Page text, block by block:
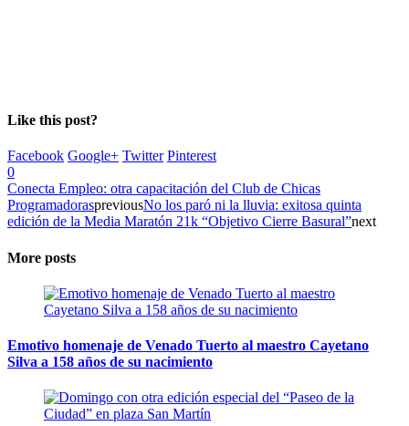
Like this post?
Facebook Google+ Twitter Pinterest
0
Conecta Empleo: otra capacitación del Club de Chicas
ProgramadoraspreviousNo los paró ni la lluvia: exitosa quinta
edición de la Media Maratón 21k “Objetivo Cierre Basural”next
More posts
Emotivo homenaje de Venado Tuerto al maestro Cayetano
Silva a 158 años de su nacimiento